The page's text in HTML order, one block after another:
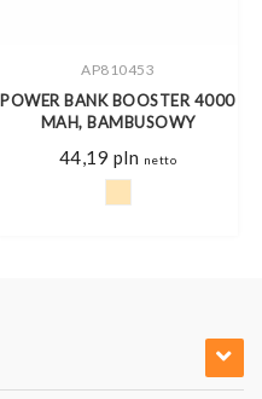
AP810453
POWER BANK BOOSTER 4000
MAH, BAMBUSOWY
44,19 pln netto